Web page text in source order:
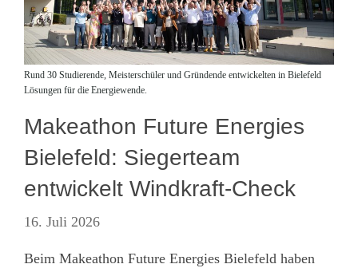
Rund 30 Studierende, Meisterschüler und Gründende entwickelten in Bielefeld
Lösungen für die Energiewende.
Makeathon Future Energies
Bielefeld: Siegerteam
entwickelt Windkraft-Check
16. Juli 2026
Beim Makeathon Future Energies Bielefeld haben